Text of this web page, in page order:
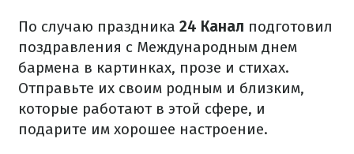
По случаю праздника 24 Канал подготовил
поздравления с Международным днем
бармена в картинках, прозе и стихах.
Отправьте их своим родным и близким,
которые работают в этой сфере, и
подарите им хорошее настроение.